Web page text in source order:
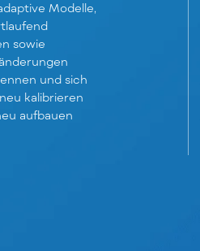
Modelle,
sowie
und sich
kalibrieren
aufbauen